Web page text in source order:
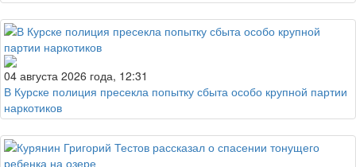
04 августа 2026 года, 12:31
В Курске полиция пресекла попытку сбыта особо крупной партии
наркотиков